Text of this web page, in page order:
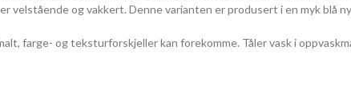
velstående og vakkert. Denne varianten er produsert i en myk blå
farge- og teksturforskjeller kan forekomme. Tåler vask i